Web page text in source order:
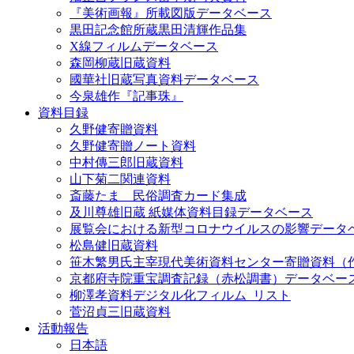
『美術画報』所載図版データベース
黒田記念館所蔵黒田清輝作品集
X線フィルムデータベース
森岡柳蔵旧蔵資料
國華社旧蔵写真資料データベース
今泉雄作『記事珠』
資料目録
久野健寄贈資料
久野健寄贈ノート資料
中村傳三郎旧蔵資料
山下菊二関連資料
斎藤たま 民俗調査カード集成
及川尊雄旧蔵 紙媒体資料目録データベース
展覧会における新型コロナウイルスの影響データ
松島健旧蔵資料
笹木繁男氏主宰現代美術資料センター寄贈資料（
京都府寺院重宝調査記録（赤松調書）データベー
柳澤孝資料デジタル化フィルム_リスト
菅沼貞三旧蔵資料
活動報告
日本語